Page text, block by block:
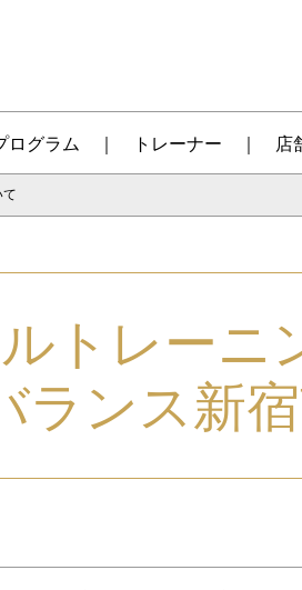
ログラム トレーナー 店
て
トレーニ
ランス新